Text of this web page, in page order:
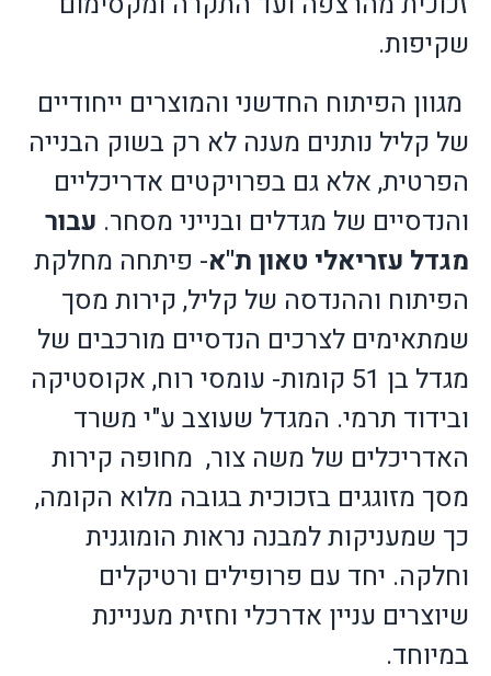
שקיפות.
מגוון הפיתוח החדשני והמוצרים ייחודיים
של קליל נותנים מענה לא רק בשוק הבנייה
הפרטית, אלא גם בפרויקטים אדריכליים
והנדסיים של מגדלים ובנייני מסחר. עבור
מגדל עזריאלי טאון ת"א- פיתחה מחלקת
הפיתוח וההנדסה של קליל, קירות מסך
שמתאימים לצרכים הנדסיים מורכבים של
מגדל בן 51 קומות- עומסי רוח, אקוסטיקה
ובידוד תרמי. המגדל שעוצב ע"י משרד
האדריכלים של משה צור, מחופה קירות
מסך מזוגגים בזכוכית בגובה מלוא הקומה,
כך שמעניקות למבנה נראות הומוגנית
וחלקה. יחד עם פרופילים ורטיקלים
שיוצרים עניין אדרכלי וחזית מעניינת
במיוחד.